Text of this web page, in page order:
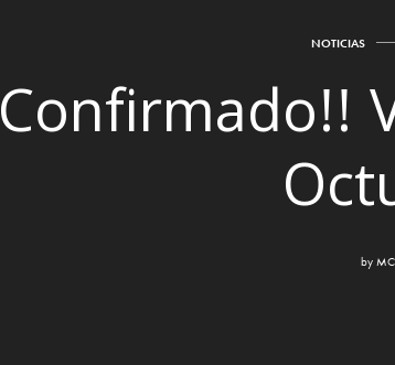
NOTICIAS
Confirmado!!
by